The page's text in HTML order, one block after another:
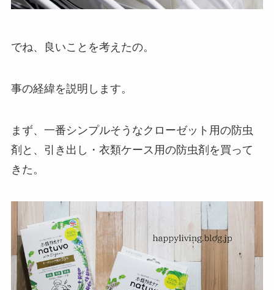
でね、良いことを考えたの。
事の経緯を説明します。
まず、一番シンプルそうなクローゼット用の防虫
剤と、引き出し・衣類ケース用の防虫剤を買って
きた。